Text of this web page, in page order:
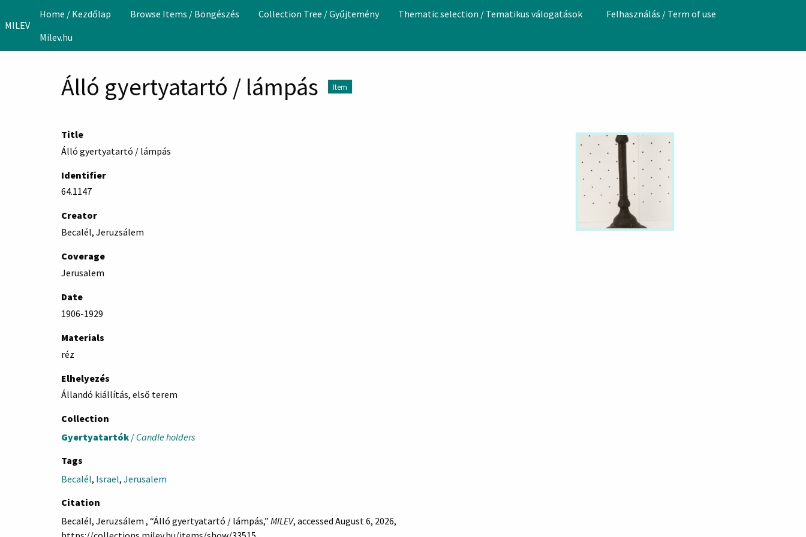
MILEV
Home / Kezdőlap Browse Items / Böngészés Collection Tree / Gyűjtemény Thematic selection / Tematikus válogatások
Felhasználás / Term of use
Milev.hu
Álló gyertyatartó / lámpás Item
Title
Álló gyertyatartó / lámpás
Identifier
64.1147
Creator
Becalél, Jeruzsálem
Coverage
Jerusalem
Date
1906-1929
Materials
réz
Elhelyezés
Állandó kiállítás, első terem
Collection
Gyertyatartók / Candle holders
Tags
Becalél, Israel, Jerusalem
Citation
Becalél, Jeruzsálem , “Álló gyertyatartó / lámpás,” MILEV, accessed August 6, 2026,